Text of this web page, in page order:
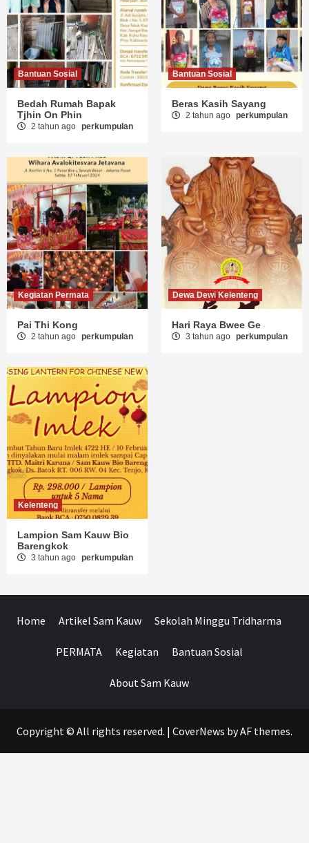
Bantuan Sosial
Bedah Rumah Bapak
Tjhin On Phin
2 tahun ago perkumpulan
Bantuan Sosial
Beras Kasih Sayang
2 tahun ago perkumpulan
Kegiatan Permata
Pai Thi Kong
2 tahun ago perkumpulan
Dewa Dewi Kelenteng
Hari Raya Bwee Ge
3 tahun ago perkumpulan
Kelenteng
Lampion Sam Kauw Bio
Barengkok
3 tahun ago perkumpulan
Home Artikel Sam Kauw Sekolah Minggu Tridharma
PERMATA Kegiatan Bantuan Sosial
About Sam Kauw
Copyright © All rights reserved. | CoverNews by AF themes.